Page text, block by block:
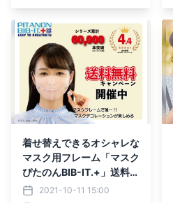
着せ替えできるオシャレな
マスク用フレーム「マスク
ぴたのんBIB-IT.+」送料無
料キャンペーン開催中
2021-10-11 15:00